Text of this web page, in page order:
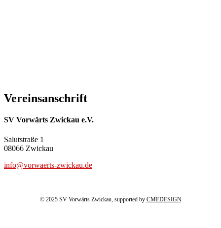
Vereinsanschrift
SV Vorwärts Zwickau e.V.
Salutstraße 1
08066 Zwickau
info@vorwaerts-zwickau.de
© 2025 SV Vorwärts Zwickau, supported by CMEDESIGN